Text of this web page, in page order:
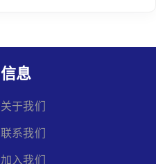
信息
关于我们
联系我们
加入我们